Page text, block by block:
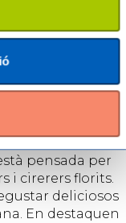
elaborats amb
envejar els
Els productes
de
de corder,
Terra Alta.
pensada per
i cirerers florits.
deliciosos
En destaquen